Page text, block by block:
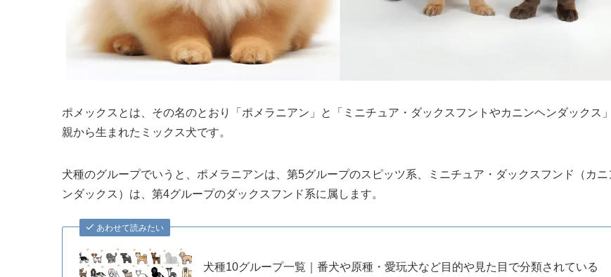
ポメックスとは、その名のとおり「ポメラニアン」と「ミニチュア・ダックスフントやカニンヘンダックス
親から生まれたミックス犬です。
犬種のグループでいうと、ポメラニアンは、第5グループのスピッツ系、ミニチュア・ダックスフンド（カニ
ンダックス）は、第4グループのダックスフンド系に属します。
あわせて読みたい
犬種10グループ一覧｜番犬や原種・愛玩犬など目的や見た目で分類されている